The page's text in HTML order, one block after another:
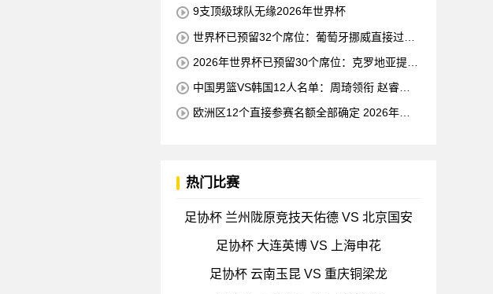
9支顶级球队无缘2026年世界杯
世界杯已预留32个席位：葡萄牙挪威直接过关
2026年世界杯已预留30个席位：克罗地亚提前
中国男篮VS韩国12人名单：周琦领衔 赵睿缺
欧洲区12个直接参赛名额全部确定 2026年世
热门比赛
足协杯 兰州陇原竞技天佑德 VS 北京国安
足协杯 大连英博 VS 上海申花
足协杯 云南玉昆 VS 重庆铜梁龙